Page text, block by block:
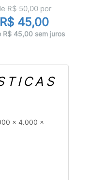
R$50,00por
R$ 45,00
R$ 45,00 sem juros
x 4.000 x